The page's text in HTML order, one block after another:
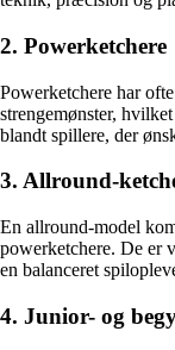
2. Powerketchere
Powerketchere har
strengemønster,
blandt spillere, der
3. Allround-
En allround-model
powerketchere. De er
en balanceret
4. Junior- og